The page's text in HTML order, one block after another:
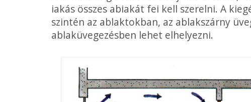
iakás összes abiakát fei kell szerelni. A
szintén az ablaktokban, az ablakszárny
ablaküvegezésben lehet elhe­lyezni.